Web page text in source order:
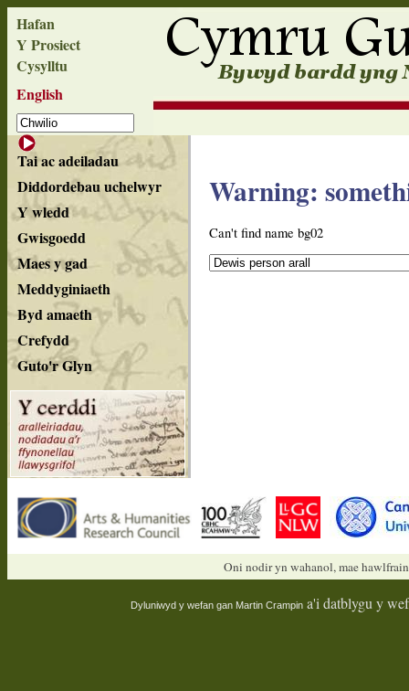
Hafan
Y Prosiect
Cysylltu
English
Tai ac adeiladau
Diddordebau uchelwyr
Y wledd
Gwisgoedd
Maes y gad
Meddyginiaeth
Byd amaeth
Crefydd
Guto'r Glyn
Warning:
Can't find name bg02
Oni nodir yn wahanol, mae
Dyluniwyd y wefan gan Martin Crampin a'i datblygu y